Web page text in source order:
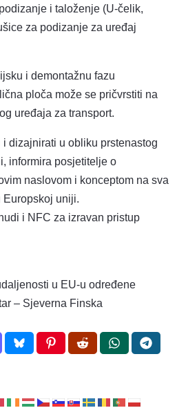
i taloženje (U-čelik,
za podizanje za uređaj
i demontažnu fazu
ploča može se pričvrstiti na
uređaja za transport.
dizajnirati u obliku prstenastog
informira posjetitelje o
naslovom i konceptom na sva
Europskoj uniji.
i NFC za izravan pristup
u EU-u određene
– Sjeverna Finska